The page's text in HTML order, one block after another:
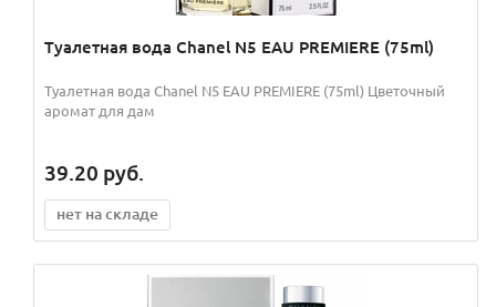
Туалетная вода Chanel N5 EAU PREMIERE (75ml)
Туалетная вода Chanel N5 EAU PREMIERE (75ml) Цветочный
аромат для дам
39.20 руб.
нет на складе